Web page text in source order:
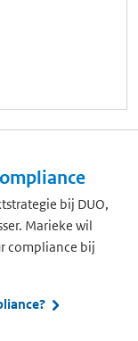
bij DUO,
Marieke wil
compliance bij